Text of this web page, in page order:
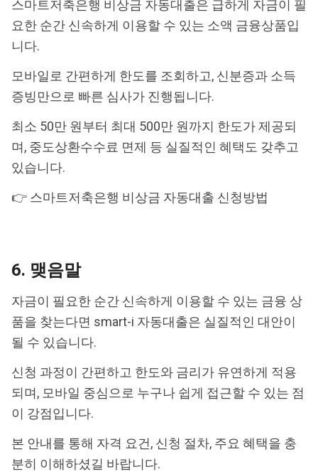
스마트저축은행 비상금 자동대출은 급하게 자금이 필
요한 순간 신속하게 이용할 수 있는 소액 금융상품입
니다.
모바일로 간편하게 한도를 조회하고, 신분증과 소득
증빙만으로 빠른 심사가 진행됩니다.
최소 50만 원부터 최대 500만 원까지 한도가 제공되
며, 중도상환수수료 면제 등 실질적인 혜택도 갖추고
있습니다.
👉 스마트저축은행 비상금 자동대출 신청방법
6. 맺음말
자금이 필요한 순간 신속하게 이용할 수 있는 금융 상
품을 찾는다면 smart-i 자동대출은 실질적인 대안이
될 수 있습니다.
신청 과정이 간편하고 한도와 금리가 유연하게 적용
되며, 모바일 중심으로 누구나 쉽게 접근할 수 있는 점
이 강점입니다.
본 안내를 통해 자격 요건, 신청 절차, 주요 혜택을 충
분히 이해하셨길 바랍니다.